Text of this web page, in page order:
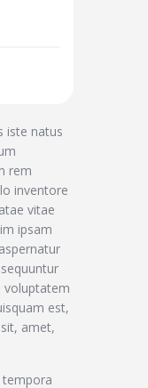
iste natus
rem
inventore
vitae
ipsam
voluptatem
est,
amet,